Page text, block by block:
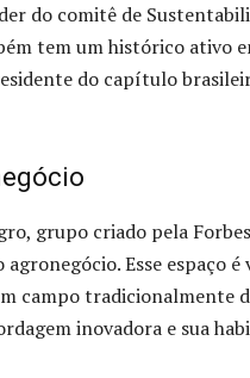
do comitê de
tem um histórico ativo
do capítulo
grupo criado pela
Esse espaço
campo tradicionalmente
inovadora e sua